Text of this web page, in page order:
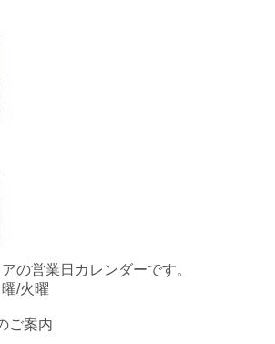
の営業日カレンダーです。
/火曜
ご案内